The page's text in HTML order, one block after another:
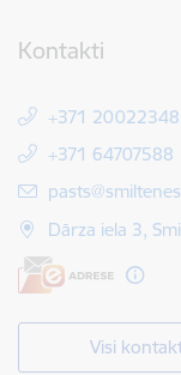
Kontakti
+371 20022348
+371 64707588
E-pasts:
Dārza iela 3,
Visi